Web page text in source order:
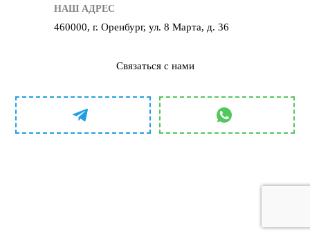
НАШ АДРЕС
460000, г. Оренбург, ул. 8 Марта, д. 36
Связаться с нами